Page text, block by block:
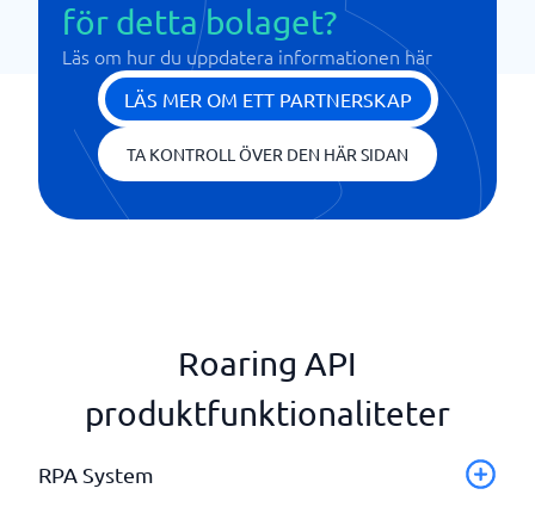
för detta bolaget?
Läs om hur du uppdatera informationen här
LÄS MER OM ETT PARTNERSKAP
TA KONTROLL ÖVER DEN HÄR SIDAN
Roaring API
produktfunktionaliteter
RPA System